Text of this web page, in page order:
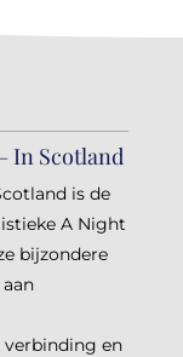
In Scotland
is de
A Night
bijzondere
verbinding en